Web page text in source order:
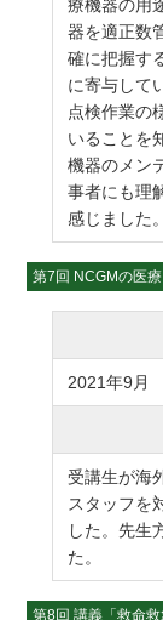
療機器の用
器を適正数
確に把握す
に寄与して
点検作業の
いることを
機器のメン
事者にも理
感じました。
第7回 NCGMの医
2021年9月
受講生が海
スタッフを
した。先生
た。
第8回 講義「救命救